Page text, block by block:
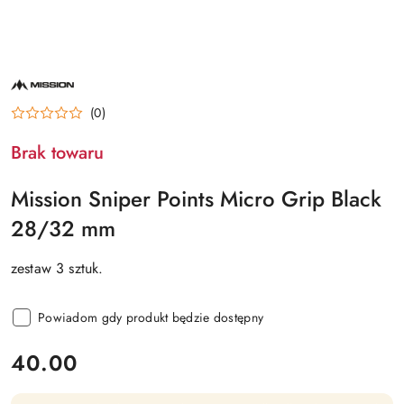
NAZWA
PRODUCENTA:
MISSION (0)
Brak towaru
Mission Sniper Points Micro Grip Black
28/32 mm
zestaw 3 sztuk.
Powiadom gdy produkt będzie dostępny
cena:
40.00